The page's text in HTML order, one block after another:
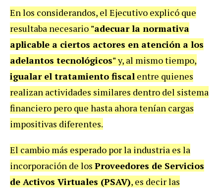
En los considerandos, el Ejecutivo explicó que
resultaba necesario "adecuar la normativa
aplicable a ciertos actores en atención a los
adelantos tecnológicos"y, al mismo tiempo,
igualar el tratamiento fiscal entre quienes
realizan actividades similares dentro del sistema
financiero pero que hasta ahora tenían cargas
impositivas diferentes.
El cambio más esperado por la industria es la
incorporación de los Proveedores de Servicios
de Activos Virtuales (PSAV), es decir las